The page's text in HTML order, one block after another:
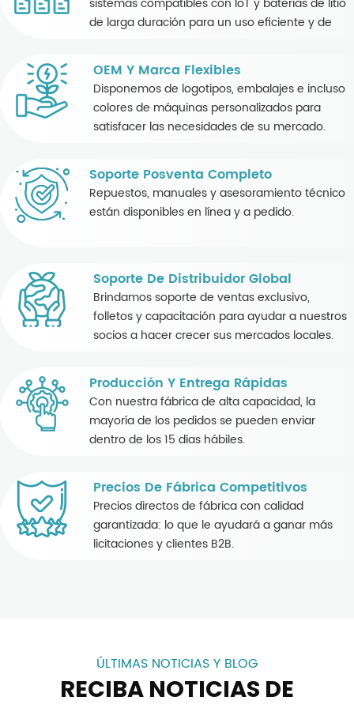
sistemas compatibles con IoT y baterías de litio
de larga duración para un uso eficiente y de
OEM Y Marca Flexibles
Disponemos de logotipos, embalajes e incluso
colores de máquinas personalizados para
satisfacer las necesidades de su mercado.
Soporte Posventa Completo
Repuestos, manuales y asesoramiento técnico
están disponibles en línea y a pedido.
Soporte De Distribuidor Global
Brindamos soporte de ventas exclusivo,
folletos y capacitación para ayudar a nuestros
socios a hacer crecer sus mercados locales.
Producción Y Entrega Rápidas
Con nuestra fábrica de alta capacidad, la
mayoría de los pedidos se pueden enviar
dentro de los 15 días hábiles.
Precios De Fábrica Competitivos
Precios directos de fábrica con calidad
garantizada: lo que le ayudará a ganar más
licitaciones y clientes B2B.
ÚLTIMAS NOTICIAS Y BLOG
RECIBA NOTICIAS DE